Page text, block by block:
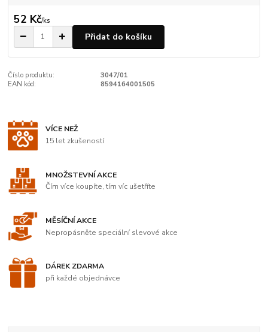
52 Kč/ks
Přidat do košíku
Číslo produktu:
3047/01
EAN kód:
8594164001505
VÍCE NEŽ
15 let zkušeností
MNOŽSTEVNÍ AKCE
Čím více koupíte, tím víc ušetříte
MĚSÍČNÍ AKCE
Nepropásněte speciální slevové akce
DÁREK ZDARMA
při každé objednávce